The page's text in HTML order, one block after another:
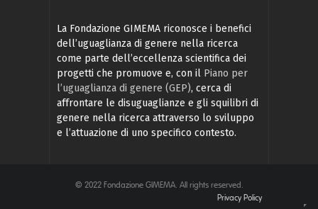
La Fondazione GIMEMA riconosce i benefici
dell’uguaglianza di genere nella ricerca
come parte dell’eccellenza scientifica dei
progetti che promuove e, con il Piano per
l’uguaglianza di genere (GEP), cerca di
affrontare le disuguaglianze e gli squilibri di
genere nella ricerca attraverso lo sviluppo
e l’attuazione di uno specifico contesto.
© 2022 Fondazione GIMEMA. All rights reserved.
Privacy Policy